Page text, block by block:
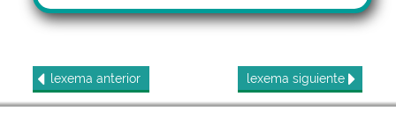
lexema anterior lexema siguiente